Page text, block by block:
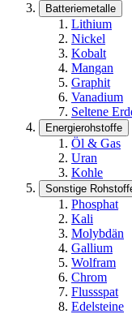
Batteriemetalle
Lithium
Nickel
Kobalt
Mangan
Graphit
Vanadium
Seltene
Energierohstoffe
Öl & Gas
Uran
Kohle
Sonstige
Phosphat
Kali
Molybdän
Gallium
Wolfram
Chrom
Flussspat
Edelsteine